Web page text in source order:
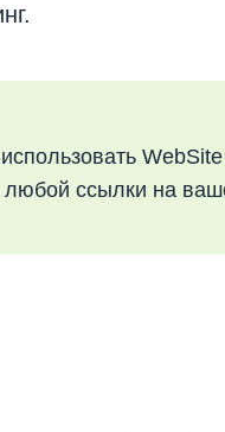
любой ссылки на